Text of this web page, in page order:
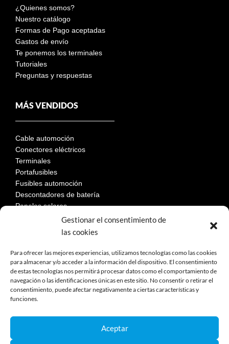
Gestionar el consentimiento de
las cookies
Para ofrecer las mejores experiencias, utilizamos tecnologías como las cookies
para almacenar y/o acceder a la información del dispositivo. El consentimiento
de estas tecnologías nos permitirá procesar datos como el comportamiento de
navegación o las identificaciones únicas en este sitio. No consentir o retirar el
consentimiento, puede afectar negativamente a ciertas características y
funciones.
Aceptar
¿Quienes somos?
Nuestro catálogo
Formas de Pago aceptadas
Gastos de envío
Te ponemos los terminales
Tutoriales
Preguntas y respuestas
MÁS VENDIDOS
Cable automoción
Conectores eléctricos
Terminales
Portafusibles
Fusibles automoción
Descontadores de batería
Paneles solares
Aviso Legal
Política de privacidad
Política de cookies
Términos y condiciones de compra
Reclamaciones y desestimiento